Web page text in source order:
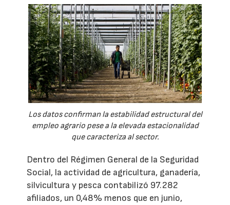
Los datos confirman la estabilidad estructural del
empleo agrario pese a la elevada estacionalidad
que caracteriza al sector.
Dentro del Régimen General de la Seguridad
Social, la actividad de agricultura, ganadería,
silvicultura y pesca contabilizó 97.282
afiliados, un 0,48% menos que en junio,